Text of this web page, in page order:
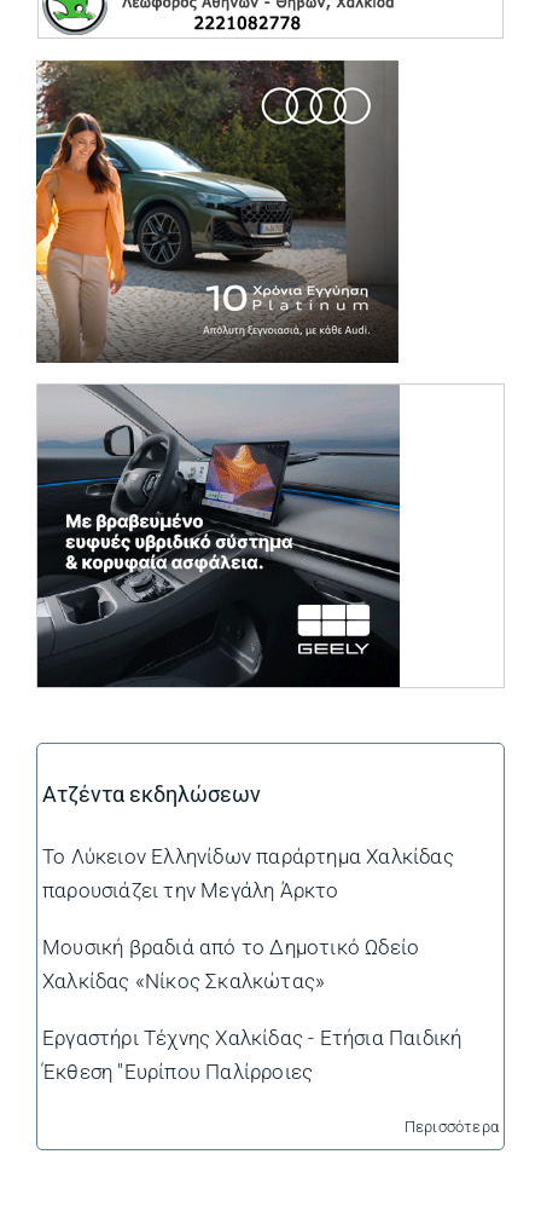
Ατζέντα εκδηλώσεων
Το Λύκειον Ελληνίδων παράρτημα Χαλκίδας
παρουσιάζει την Μεγάλη Άρκτο
Μουσική βραδιά από το Δημοτικό Ωδείο
Χαλκίδας «Νίκος Σκαλκώτας»
Εργαστήρι Τέχνης Χαλκίδας - Ετήσια Παιδική
Έκθεση "Ευρίπου Παλίρροιες
Περισσότερα